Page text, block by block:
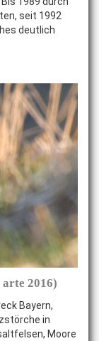
seit 1992
deutlich
arte 2016)
Bayern,
in
Moore